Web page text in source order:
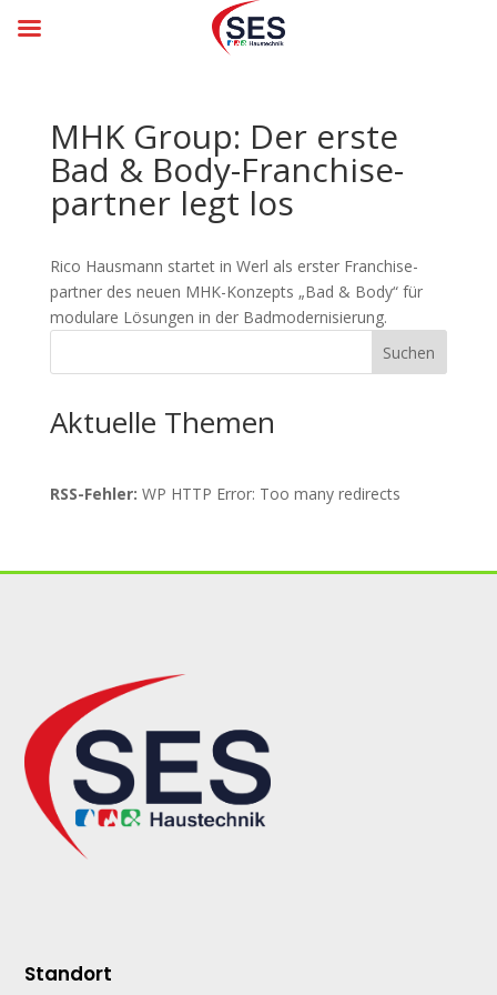
MHK Group: Der erste
Bad & Body-Franchise­
partner legt los
Rico Hausmann startet in Werl als erster Franchise­
partner des neuen MHK-Konzepts „Bad & Body“ für
modu­lare Lösungen in der Bad­moder­ni­sierung.
Suchen
Aktuelle Themen
RSS-Fehler: WP HTTP Error: Too many redirects
Standort